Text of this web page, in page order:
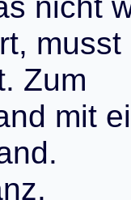
rt, musst
. Zum
nd mit ei
nd.
nz.